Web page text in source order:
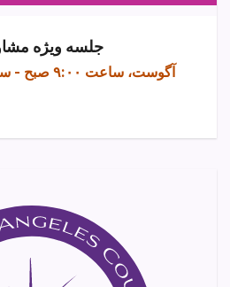
جلسه ویژه
۱۳ آگوست، ساعت ۹:۰۰ صبح -